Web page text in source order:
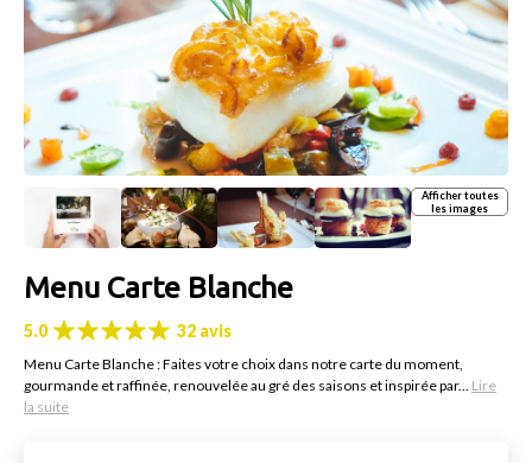
Afficher toutes
les images
Menu Carte Blanche
5.0 32 avis
Menu Carte Blanche : Faites votre choix dans notre carte du moment,
gourmande et raffinée, renouvelée au gré des saisons et inspirée par... Lire
la suite